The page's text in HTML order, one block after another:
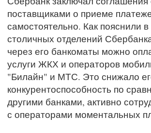
поставщиками о приеме
самостоятельно. Как пояснили
столичных отделений
через его банкоматы можно
услуги ЖКХ и операторов
"Билайн" и МТС. Это снижало
конкурентоспособность по
другими банками, активно
с операторами моментальных